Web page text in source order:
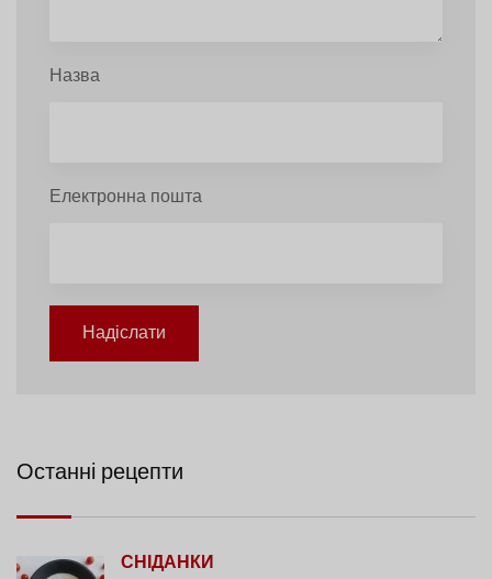
Назва
Електронна пошта
Надіслати
Останні рецепти
СНІДАНКИ